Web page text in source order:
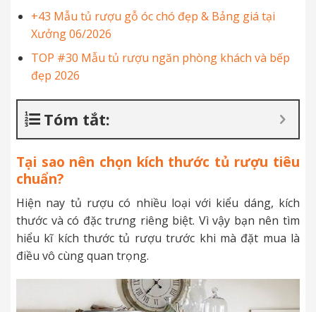
+43 Mẫu tủ rượu gỗ óc chó đẹp & Bảng giá tại
Xưởng 06/2026
TOP #30 Mẫu tủ rượu ngăn phòng khách và bếp
đẹp 2026
Tóm tắt:
Tại sao nên chọn kích thước tủ rượu tiêu
chuẩn?
Hiện nay tủ rượu có nhiều loại với kiểu dáng, kích
thước và có đặc trưng riêng biệt. Vì vậy bạn nên tìm
hiểu kĩ kích thước tủ rượu trước khi mà đặt mua là
điều vô cùng quan trọng.